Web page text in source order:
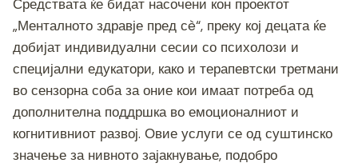
Средствата ќе бидат насочени кон проектот
„Менталното здравје пред сè“, преку кој децата ќе
добијат индивидуални сесии со психолози и
специјални едукатори, како и терапевтски третмани
во сензорна соба за оние кои имаат потреба од
дополнителна поддршка во емоционалниот и
когнитивниот развој. Овие услуги се од суштинско
значење за нивното зајакнување, подобро